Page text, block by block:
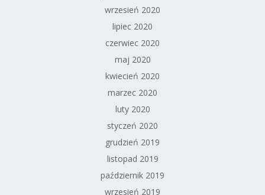
wrzesień 2020
lipiec 2020
czerwiec 2020
maj 2020
kwiecień 2020
marzec 2020
luty 2020
styczeń 2020
grudzień 2019
listopad 2019
październik 2019
wrzesień 2019